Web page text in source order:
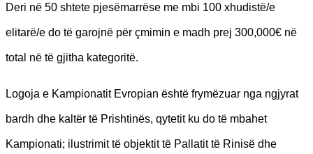
Deri në 50 shtete pjesëmarrëse me mbi 100 xhudistë/e
elitarë/e do të garojnë për çmimin e madh prej 300,000€ në
total në të gjitha kategoritë.
Logoja e Kampionatit Evropian është frymëzuar nga ngjyrat
bardh dhe kaltër të Prishtinës, qytetit ku do të mbahet
Kampionati; ilustrimit të objektit të Pallatit të Rinisë dhe